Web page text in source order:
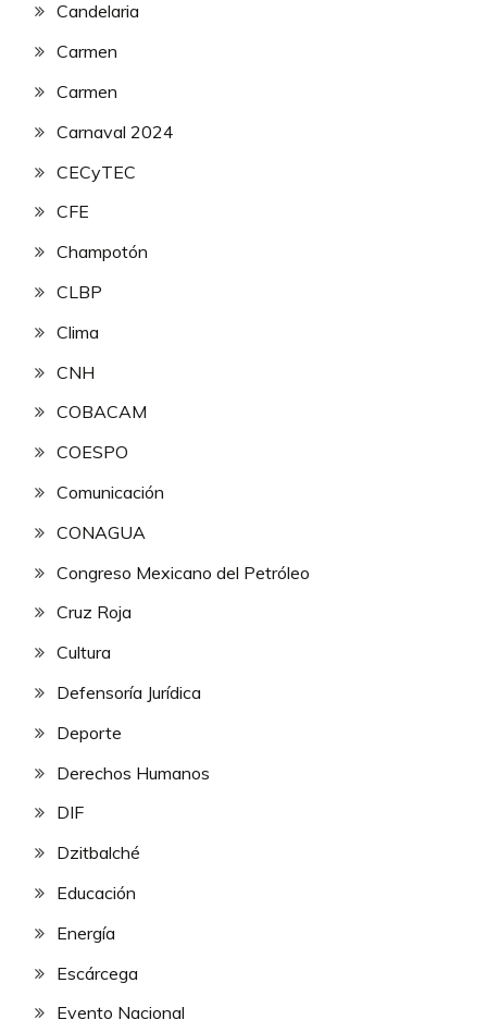
Candelaria
Carmen
Carmen
Carnaval 2024
CECyTEC
CFE
Champotón
CLBP
Clima
CNH
COBACAM
COESPO
Comunicación
CONAGUA
Congreso Mexicano del Petróleo
Cruz Roja
Cultura
Defensoría Jurídica
Deporte
Derechos Humanos
DIF
Dzitbalché
Educación
Energía
Escárcega
Evento Nacional